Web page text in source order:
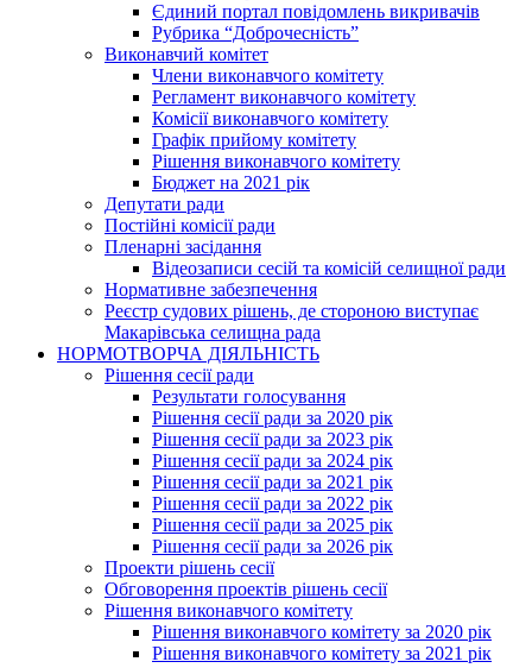
Єдиний портал повідомлень викривачів
Рубрика “Доброчесність”
Виконавчий комітет
Члени виконавчого комітету
Регламент виконавчого комітету
Комісії виконавчого комітету
Графік прийому комітету
Рішення виконавчого комітету
Бюджет на 2021 рік
Депутати ради
Постійні комісії ради
Пленарні засідання
Відеозаписи сесій та комісій селищної ради
Нормативне забезпечення
Реєстр судових рішень, де стороною виступає
Макарівська селищна рада
НОРМОТВОРЧА ДІЯЛЬНІСТЬ
Рішення сесії ради
Результати голосування
Рішення сесії ради за 2020 рік
Рішення сесії ради за 2023 рік
Рішення сесії ради за 2024 рік
Рішення сесії ради за 2021 рік
Рішення сесії ради за 2022 рік
Рішення сесії ради за 2025 рік
Рішення сесії ради за 2026 рік
Проекти рішень сесії
Обговорення проектів рішень сесії
Рішення виконавчого комітету
Рішення виконавчого комітету за 2020 рік
Рішення виконавчого комітету за 2021 рік